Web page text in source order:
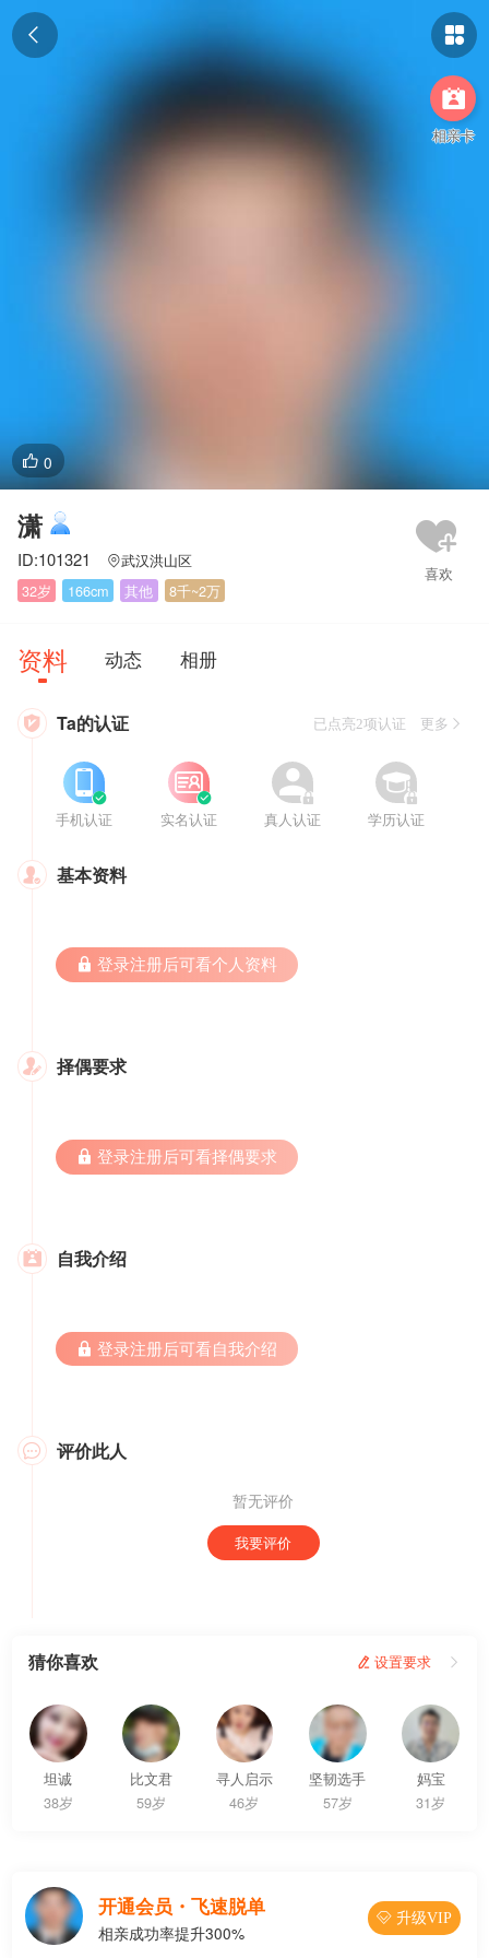
 

相亲卡
 0
潇
ID:101321 武汉洪山区
32岁
166cm 其他 8千~2万
资料 动态 相册
 Ta的认证 已点亮2项认证 更多

手机认证


实名认证


真人认证


学历认证
 基本资料
 登录注册后可看个人资料
 择偶要求
 登录注册后可看择偶要求
 自我介绍
 登录注册后可看自我介绍
 评价此人
暂无评价
我要评价
猜你喜欢  设置要求 
坦诚
38岁
比文君
59岁
寻人启示
46岁
坚韧选手
57岁
妈宝
31岁
开通会员・飞速脱单
相亲成功率提升300%
 升级VIP